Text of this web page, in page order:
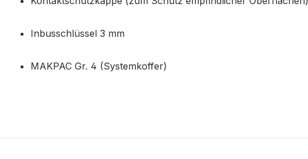
Inbusschlüssel 3 mm
MAKPAC Gr. 4 (Systemkoffer)